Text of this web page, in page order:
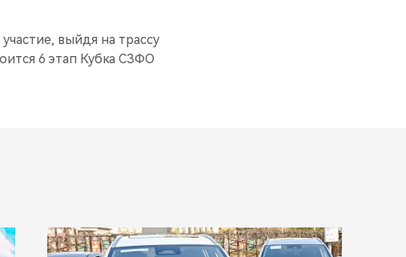
выйдя на трассу
6 этап Кубка СЗФО